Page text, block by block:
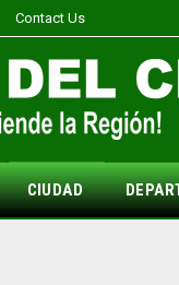
Contact Us
CIUDAD